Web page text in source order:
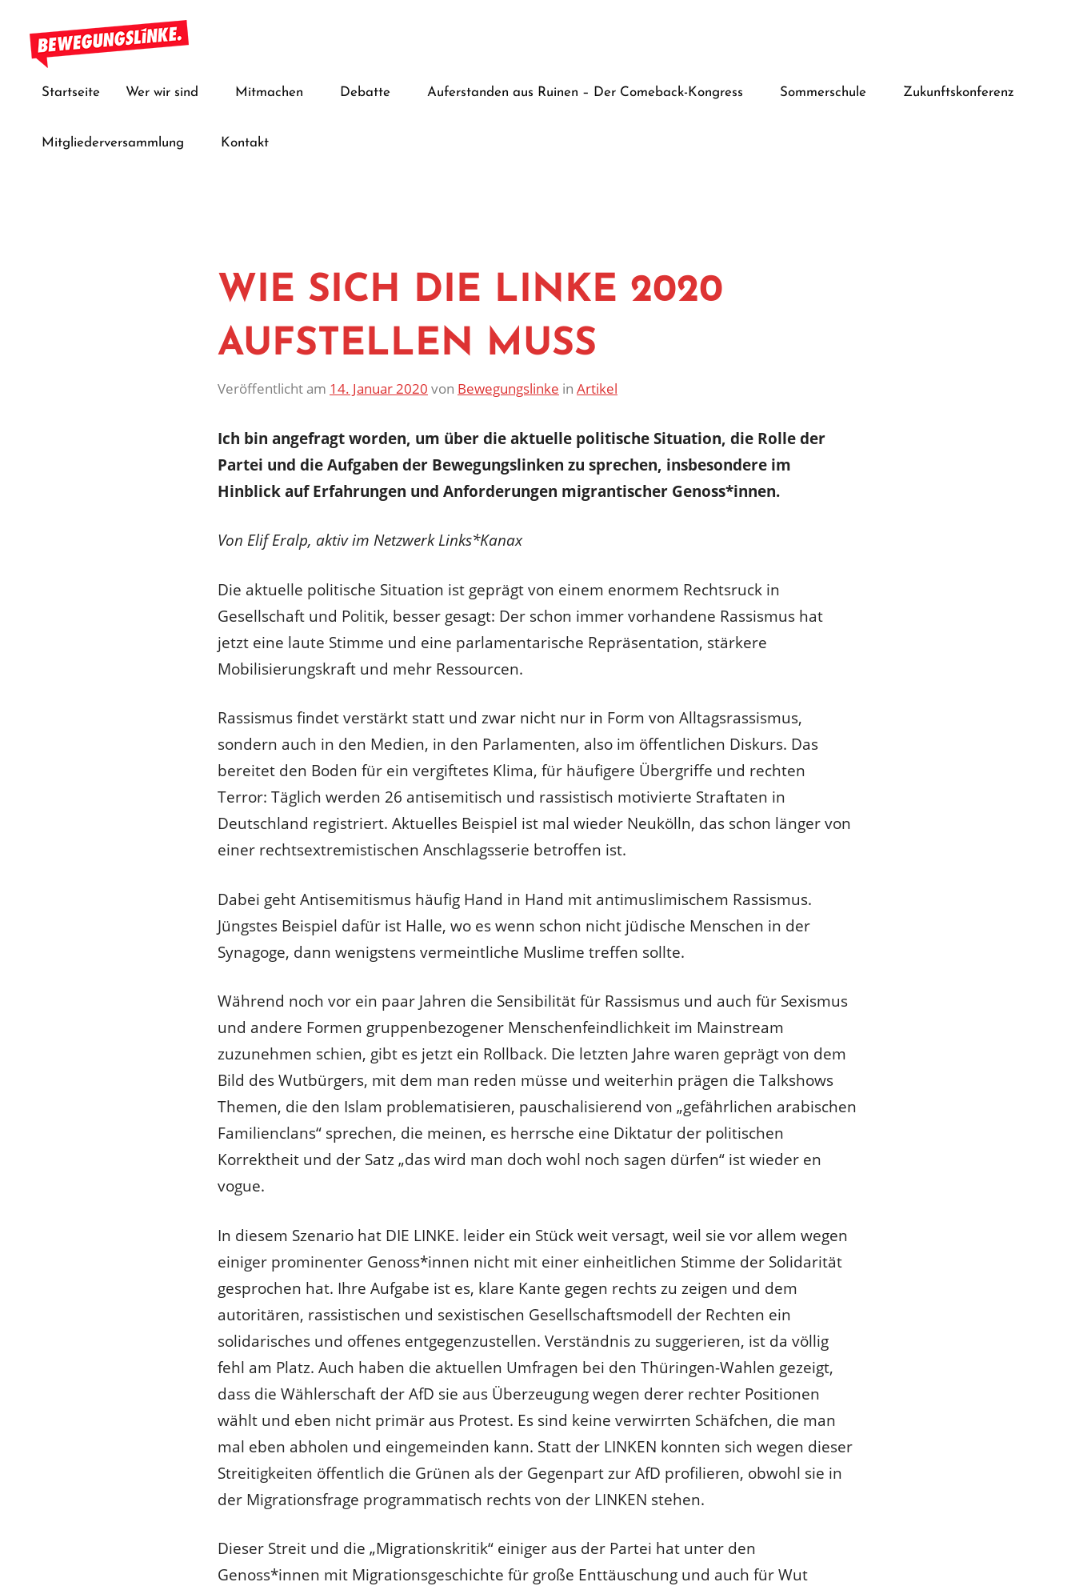
Inhalt
springenBewegungslinke
Startseite Wer wir sind Mitmachen Debatte Auferstanden aus Ruinen – Der Comeback-Kongress Sommerschule Zukunftskonferenz
Mitgliederversammlung Kontakt
WIE SICH DIE LINKE 2020
AUFSTELLEN MUSS
Veröffentlicht am 14. Januar 2020 von Bewegungslinke in Artikel
Ich bin angefragt worden, um über die aktuelle politische Situation, die Rolle der
Partei und die Aufgaben der Bewegungslinken zu sprechen, insbesondere im
Hinblick auf Erfahrungen und Anforderungen migrantischer Genoss*innen.
Von Elif Eralp, aktiv im Netzwerk Links*Kanax
Die aktuelle politische Situation ist geprägt von einem enormem Rechtsruck in
Gesellschaft und Politik, besser gesagt: Der schon immer vorhandene Rassismus hat
jetzt eine laute Stimme und eine parlamentarische Repräsentation, stärkere
Mobilisierungskraft und mehr Ressourcen.
Rassismus findet verstärkt statt und zwar nicht nur in Form von Alltagsrassismus,
sondern auch in den Medien, in den Parlamenten, also im öffentlichen Diskurs. Das
bereitet den Boden für ein vergiftetes Klima, für häufigere Übergriffe und rechten
Terror: Täglich werden 26 antisemitisch und rassistisch motivierte Straftaten in
Deutschland registriert. Aktuelles Beispiel ist mal wieder Neukölln, das schon länger von
einer rechtsextremistischen Anschlagsserie betroffen ist.
Dabei geht Antisemitismus häufig Hand in Hand mit antimuslimischem Rassismus.
Jüngstes Beispiel dafür ist Halle, wo es wenn schon nicht jüdische Menschen in der
Synagoge, dann wenigstens vermeintliche Muslime treffen sollte.
Während noch vor ein paar Jahren die Sensibilität für Rassismus und auch für Sexismus
und andere Formen gruppenbezogener Menschenfeindlichkeit im Mainstream
zuzunehmen schien, gibt es jetzt ein Rollback. Die letzten Jahre waren geprägt von dem
Bild des Wutbürgers, mit dem man reden müsse und weiterhin prägen die Talkshows
Themen, die den Islam problematisieren, pauschalisierend von „gefährlichen arabischen
Familienclans“ sprechen, die meinen, es herrsche eine Diktatur der politischen
Korrektheit und der Satz „das wird man doch wohl noch sagen dürfen“ ist wieder en
vogue.
In diesem Szenario hat DIE LINKE. leider ein Stück weit versagt, weil sie vor allem wegen
einiger prominenter Genoss*innen nicht mit einer einheitlichen Stimme der Solidarität
gesprochen hat. Ihre Aufgabe ist es, klare Kante gegen rechts zu zeigen und dem
autoritären, rassistischen und sexistischen Gesellschaftsmodell der Rechten ein
solidarisches und offenes entgegenzustellen. Verständnis zu suggerieren, ist da völlig
fehl am Platz. Auch haben die aktuellen Umfragen bei den Thüringen-Wahlen gezeigt,
dass die Wählerschaft der AfD sie aus Überzeugung wegen derer rechter Positionen
wählt und eben nicht primär aus Protest. Es sind keine verwirrten Schäfchen, die man
mal eben abholen und eingemeinden kann. Statt der LINKEN konnten sich wegen dieser
Streitigkeiten öffentlich die Grünen als der Gegenpart zur AfD profilieren, obwohl sie in
der Migrationsfrage programmatisch rechts von der LINKEN stehen.
Dieser Streit und die „Migrationskritik“ einiger aus der Partei hat unter den
Genoss*innen mit Migrationsgeschichte für große Enttäuschung und auch für Wut